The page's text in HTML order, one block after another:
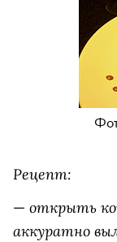
Рецепт:
— открыть
аккуратно